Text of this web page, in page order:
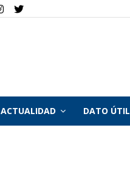
ACTUALIDAD DATO ÚTIL